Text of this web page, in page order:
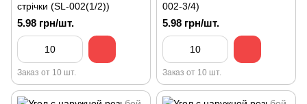
стрічки (SL-002(1/2))
5.98 грн/шт.
Заказ от 10 шт.
002-3/4)
5.98 грн/шт.
Заказ от 10 шт.